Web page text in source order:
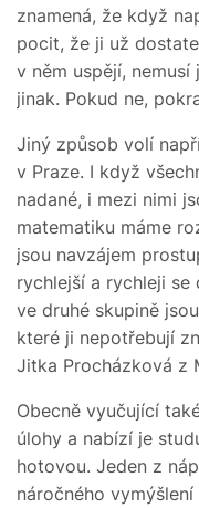
znamená, že když
pocit, že ji už
v něm uspějí,
jinak. Pokud ne,
Jiný způsob volí
v Praze. I když
nadané, i mezi nimi
matematiku máme
jsou navzájem
rychlejší a rychleji
ve druhé skupině
které ji nepotřebují
Jitka Procházková z
Obecně vyučující
úlohy a nabízí je
hotovou. Jeden z
náročného